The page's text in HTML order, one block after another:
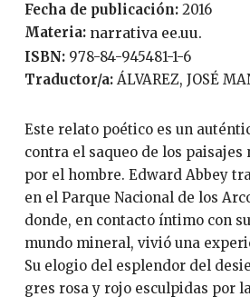
Fecha de publicación:
2016
Materia: narrativa ee.uu.
ISBN:
978-84-945481-1-6
Traductor/a:
ÁLVAREZ, JOSÉ
Este relato poético es un auténtico manifiesto
contra el saqueo de los
por el hombre. Edward Abbey
en el Parque Nacional de los
donde, en contacto íntimo con
mundo mineral, vivió una
Su elogio del esplendor del
gres rosa y rojo esculpidas por